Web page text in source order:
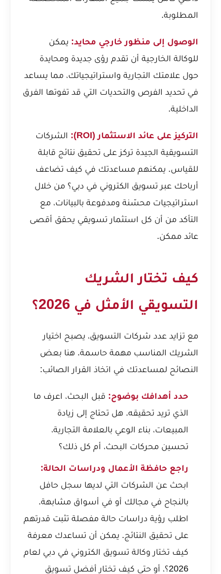
المطلوبة.
الوصول إلى منظور خارجي محايد: يمكن
للوكالة الخارجية أن تقدم رؤى جديدة ومحايدة
حول علامتك التجارية واستراتيجياتك، مما يساعد
في تحديد الفرص والتحديات التي قد تفوتها الفرق
الداخلية.
التركيز على عائد الاستثمار (ROI):
الشركات
التسويقية الجيدة تركز على تحقيق نتائج قابلة
للقياس. يمكنهم مساعدتك في كيف تضاعف
أرباحك عبر تسويق الكتروني في دبي؟ من خلال
استراتيجيات محسّنة ومدفوعة بالبيانات، مع
التأكد من أن كل استثمار تسويقي يحقق أقصى
عائد ممكن.
كيف تختار الشريك
التسويقي الأمثل في 2026؟
مع تزايد عدد شركات التسويق، يصبح اختيار
الشريك المناسب مهمة حاسمة. هنا بعض
النصائح لمساعدتك في اتخاذ القرار الصائب:
حدد أهدافك بوضوح: قبل البحث، اعرف ما
الذي تريد تحقيقه. هل تحتاج إلى زيادة
المبيعات، بناء الوعي بالعلامة التجارية،
تحسين محركات البحث، أم كل ذلك؟
راجع حافظة الأعمال ودراسات الحالة:
ابحث عن الشركات التي لديها سجل حافل
بالنجاح في مجالك أو في أسواق مشابهة.
اطلب رؤية دراسات حالة مفصلة تثبت قدرتهم
على تحقيق النتائج. يمكن أن تساعدك معرفة
كيف تختار وكالة تسويق الكتروني في دبي لعام
2026؟ ، أو حتى كيف تختار أفضل تسويق